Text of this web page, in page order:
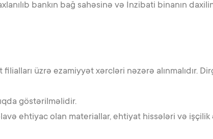
bankın bağ sahəsinə və İnzibati binanın
üzrə ezamiyyət xərcləri nəzərə alınmalıdır.
göstərilməlidir.
ehtiyac olan materiallar, ehtiyat hissələri və işçilik